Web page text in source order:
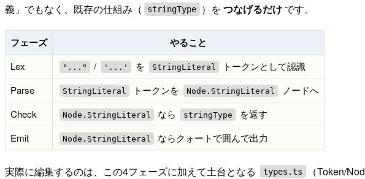
義」でもなく、既存の仕組み（
stringType ）をつなげるだけ です。
フェーズ やること
Lex "..." / '...' を StringLiteral
トークンとして認識
Parse
StringLiteral トークンを Node.StringLiteral
ノードへ
Check
Node.StringLiteral なら stringType
を返す
Emit
Node.StringLiteral ならクォートで囲んで出力
実際に編集するのは、この4フェーズに加えて土台となる types.ts （Token/